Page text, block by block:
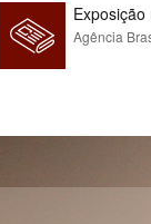
Agência